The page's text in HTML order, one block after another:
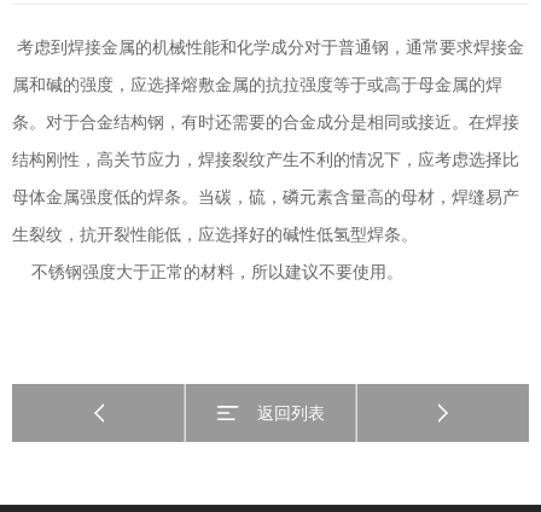
考虑到焊接金属的机械性能和化学成分对于普通钢，通常要求焊接金
属和碱的强度，应选择熔敷金属的抗拉强度等于或高于母金属的焊
条。对于合金结构钢，有时还需要的合金成分是相同或接近。在焊接
结构刚性，高关节应力，焊接裂纹产生不利的情况下，应考虑选择比
母体金属强度低的焊条。当碳，硫，磷元素含量高的母材，焊缝易产
生裂纹，抗开裂性能低，应选择好的碱性低氢型焊条。
不锈钢强度大于正常的材料，所以建议不要使用。
返回列表